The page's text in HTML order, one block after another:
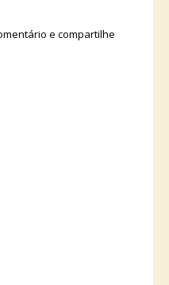
e compartilhe